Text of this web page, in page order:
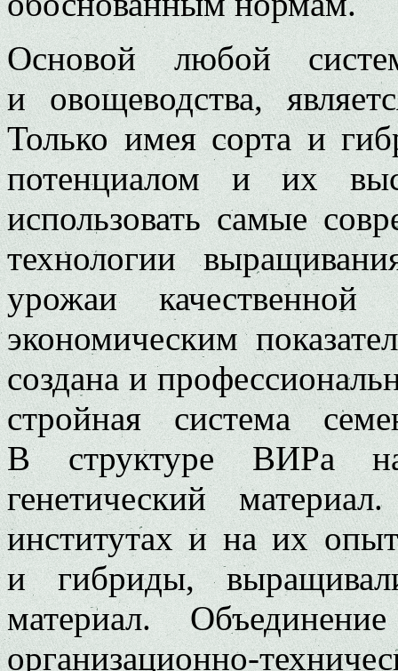
Основой любой
и овощеводства,
Только имея сорта и
потенциалом и их
использовать самые
технологии
урожаи
экономическим
создана и
стройная система
В структуре ВИРа
генетический
институтах и на их
и гибриды,
материал.
организационно-